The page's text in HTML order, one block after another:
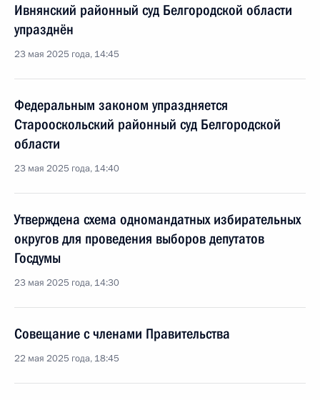
Ивнянский районный суд Белгородской области
упразднён
23 мая 2025 года, 14:45
Федеральным законом упраздняется
Старооскольский районный суд Белгородской
области
23 мая 2025 года, 14:40
Утверждена схема одномандатных избирательных
округов для проведения выборов депутатов
Госдумы
23 мая 2025 года, 14:30
Совещание с членами Правительства
22 мая 2025 года, 18:45